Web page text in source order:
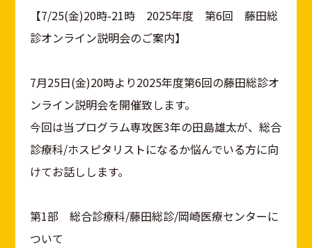
【7/25(金)20時-21時 2025年度 第6回 藤田総
診オンライン説明会のご案内】
7月25日(金)20時より2025年度第6回の藤田総診オ
ンライン説明会を開催致します。
今回は当プログラム専攻医3年の田島雄太が、総合
診療科/ホスピタリストになるか悩んでいる方に向
けてお話しします。
第1部 総合診療科/藤田総診/岡崎医療センターに
ついて